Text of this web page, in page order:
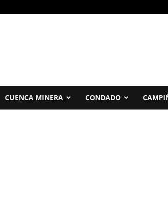
CUENCA MINERA CONDADO